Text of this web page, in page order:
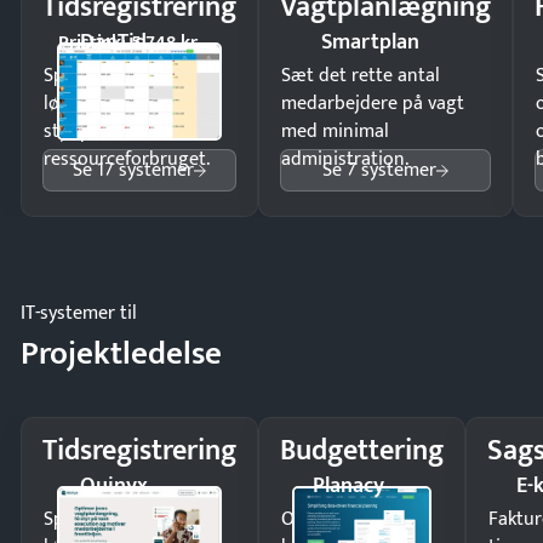
DanTid
Pristjek: 5.748 kr
Spar tid på
lønberegning og få
styr på
ressourceforbruget.
Se 17 systemer
Smartplan
Sæt det rette antal
medarbejdere på vagt
med minimal
administration.
Se 7 systemer
IT-systemer til
Projektledelse
Tidsregistrering
Quinyx
Spar tid på
Budgettering
Planacy
Opdag